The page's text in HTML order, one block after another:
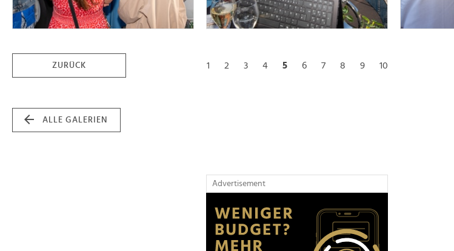
ZURÜCK 1 2 3 4 5 6 7 8 9 10
ALLE GALERIEN
Advertisement